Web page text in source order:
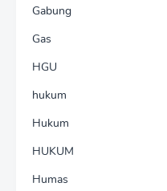
Gabung
Gas
HGU
hukum
Hukum
HUKUM
Humas